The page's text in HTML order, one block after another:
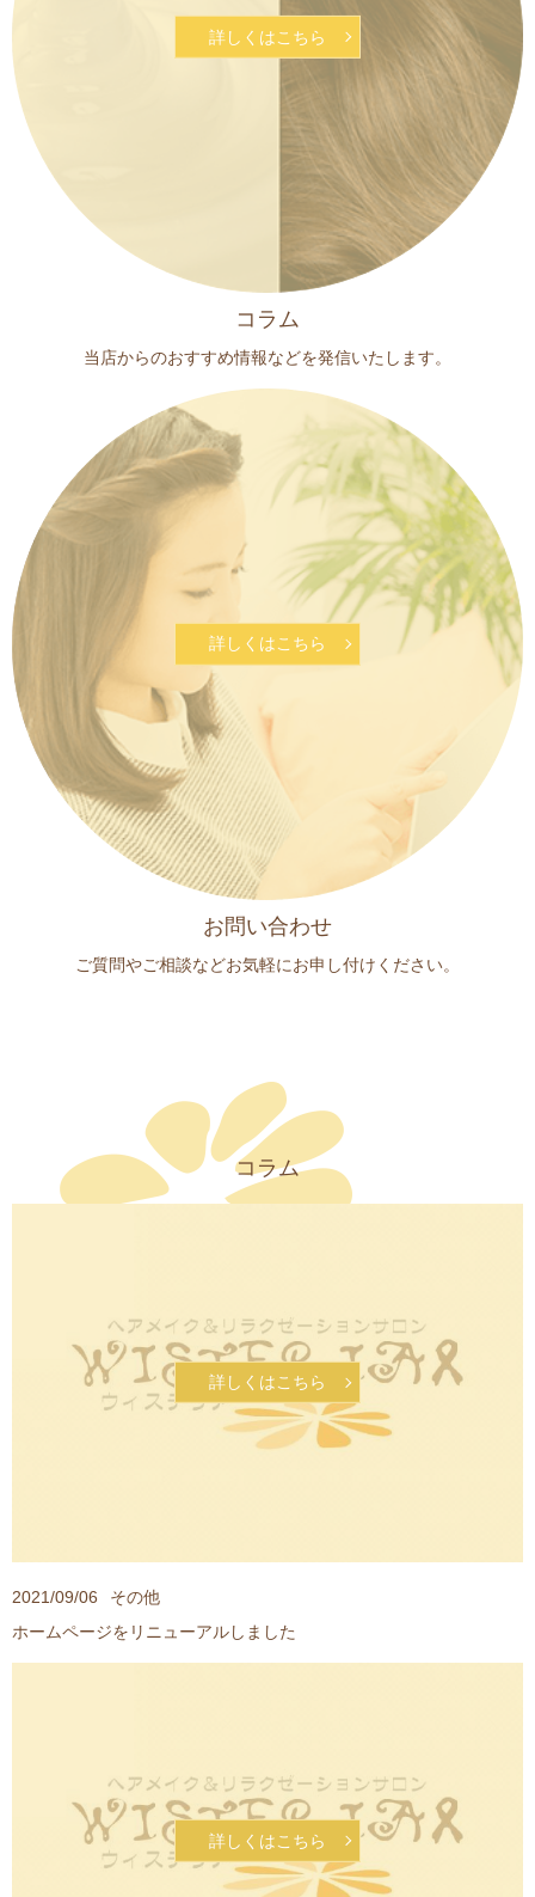
詳しくはこちら
コラム
当店からのおすすめ情報などを発信いたします。
詳しくはこちら
お問い合わせ
ご質問やご相談などお気軽にお申し付けください。
コラム
詳しくはこちら
2021/09/06
その他
ホームページをリニューアルしました
詳しくはこちら